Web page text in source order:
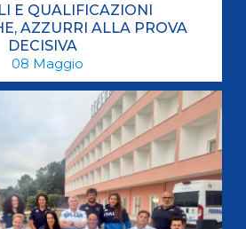
E QUALIFICAZIONI
AZZURRI ALLA PROVA
DECISIVA
08 Maggio